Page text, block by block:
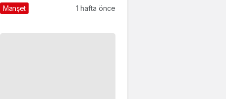
Manşet 1 hafta önce